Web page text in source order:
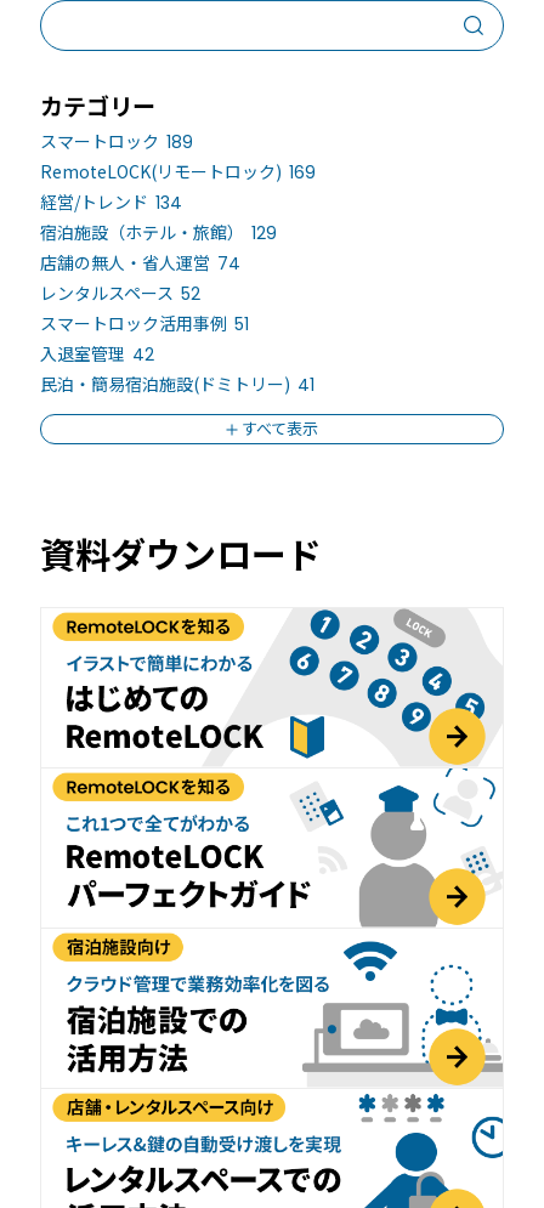
カテゴリー
スマートロック 189
RemoteLOCK(リモートロック) 169
経営/トレンド 134
宿泊施設（ホテル・旅館）
129
店舗の無人・省人運営 74
レンタルスペース 52
スマートロック活用事例 51
入退室管理 42
民泊・簡易宿泊施設(ドミトリー) 41
すべて表示
資料ダウンロード